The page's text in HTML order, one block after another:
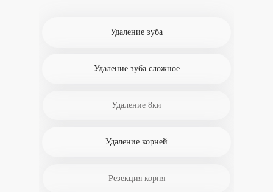
Удаление зуба
Удаление зуба сложное
Удаление 8ки
Удаление корней
Резекция корня